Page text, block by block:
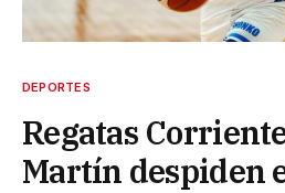
DEPORTES
Regatas
Martín despiden